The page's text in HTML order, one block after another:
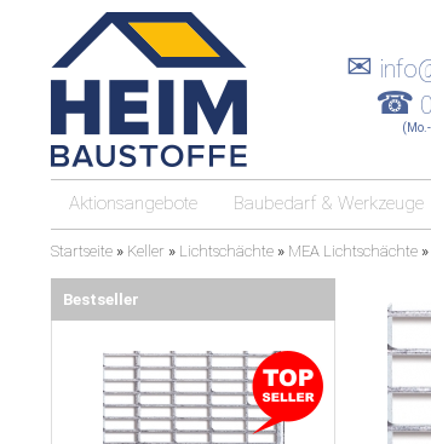
✉
☎
Aktionsangebote Baubedarf & Werkzeuge
Startseite » Keller » Lichtschächte » MEA Lichtschächte »
Bestseller